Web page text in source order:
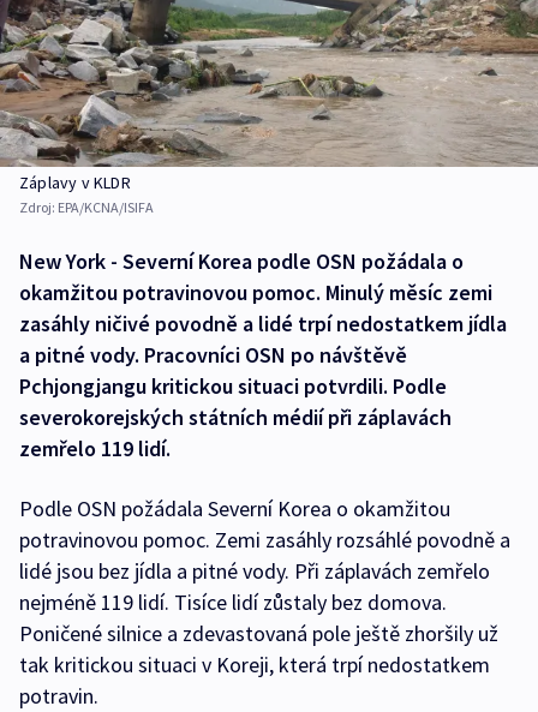
Záplavy v KLDR
Zdroj: EPA/KCNA/ISIFA
New York - Severní Korea podle OSN požádala o
okamžitou potravinovou pomoc. Minulý měsíc zemi
zasáhly ničivé povodně a lidé trpí nedostatkem jídla
a pitné vody. Pracovníci OSN po návštěvě
Pchjongjangu kritickou situaci potvrdili. Podle
severokorejských státních médií při záplavách
zemřelo 119 lidí.
Podle OSN požádala Severní Korea o okamžitou
potravinovou pomoc. Zemi zasáhly rozsáhlé povodně a
lidé jsou bez jídla a pitné vody. Při záplavách zemřelo
nejméně 119 lidí. Tisíce lidí zůstaly bez domova.
Poničené silnice a zdevastovaná pole ještě zhoršily už
tak kritickou situaci v Koreji, která trpí nedostatkem
potravin.